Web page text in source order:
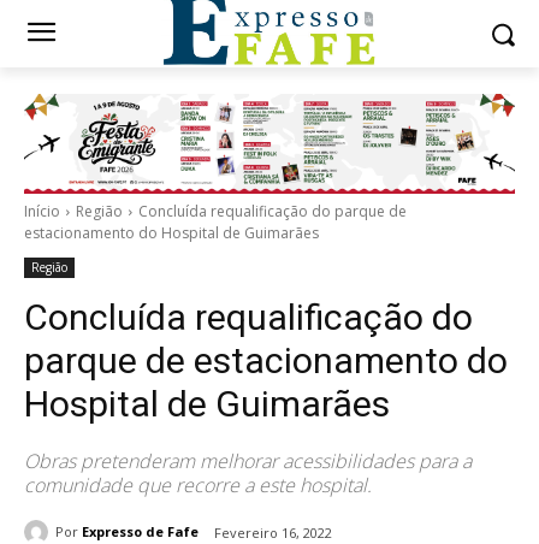
Início Região
Concluída requalificação do parque de
estacionamento do Hospital de Guimarães
Região
Concluída requalificação do
parque de estacionamento do
Hospital de Guimarães
Obras pretenderam melhorar acessibilidades para a
comunidade que recorre a este hospital.
Por Expresso de Fafe Fevereiro 16, 2022